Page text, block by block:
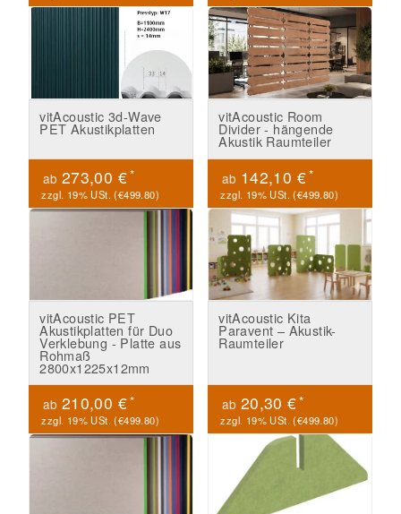
vitAcoustic 3d-Wave
PET Akustikplatten
ab 273,00 €*
zzgl. 19% USt. (€499.80)
vitAcoustic Room
Divider - hängende
Akustik Raumteiler
ab 142,10 €*
zzgl. 19% USt. (€499.80)
vitAcoustic PET
Akustikplatten für Duo
Verklebung - Platte aus
Rohmaß
2800x1225x12mm
ab 210,00 €*
zzgl. 19% USt. (€499.80)
vitAcoustic Kita
Paravent – Akustik-
Raumteiler
ab 20,30 €*
zzgl. 19% USt. (€499.80)